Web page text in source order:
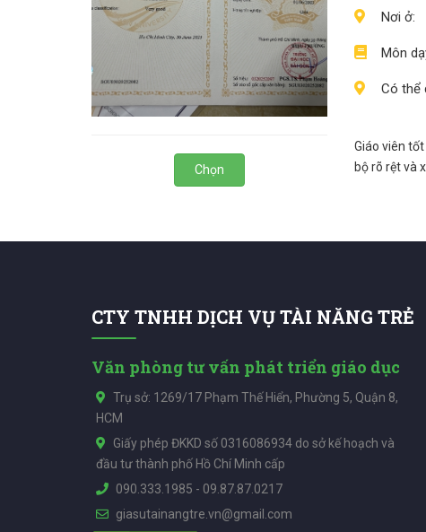
Chọn
Nơi ở:
Môn
Có thể
Giáo viên
bộ rõ rệt và
CTY TNHH DỊCH VỤ TÀI NĂNG TRẺ
Văn phòng tư vấn phát triển giáo dục
Trụ sở: 1269/17 Phạm Thế Hiển, Phường 5, Quận 8,
HCM
Giấy phép ĐKKD số 0316086934 do sở kế hoạch và
đầu tư thành phố Hồ Chí Minh cấp
090.333.1985 - 09.87.87.0217
giasutainangtre.vn@gmail.com